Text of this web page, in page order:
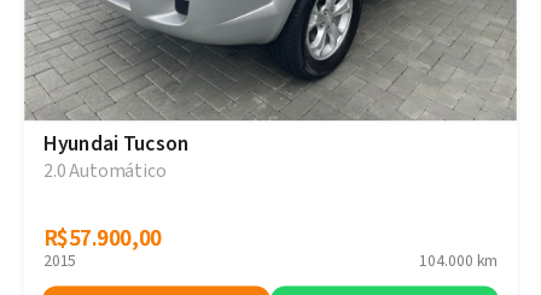
Hyundai Tucson
2.0 Automático
R$57.900,00
R$57.900,00
2015 104.000 km